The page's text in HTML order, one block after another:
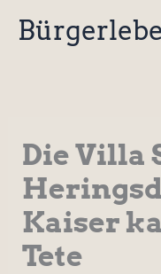
Inhalt
Die Villa
Kaiser
Tete